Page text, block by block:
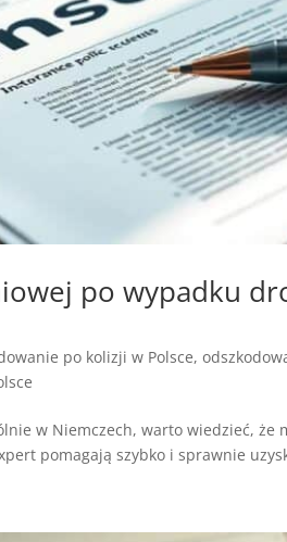
po wypadku
po kolizji w Polsce,
w Niemczech, warto wiedzieć,
pomagają szybko i sprawnie